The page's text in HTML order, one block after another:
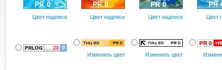
Цвет надписи Цвет надписи Цвет надписи Цвет
Изменить цвет Изменить цвет